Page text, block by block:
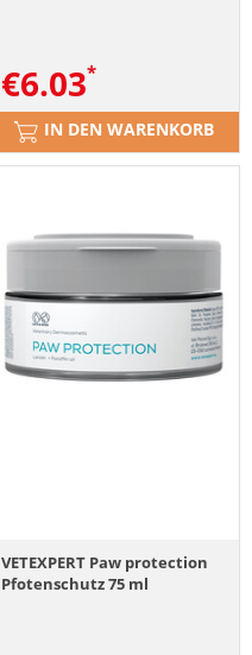
€6.03
IN DEN WARENKORB
VETEXPERT Paw protection
Pfotenschutz 75 ml